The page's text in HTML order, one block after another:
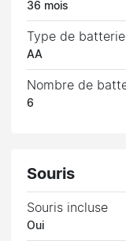
36 mois
Type de batterie
AA
Nombre de
6
Souris
Souris incluse
Oui